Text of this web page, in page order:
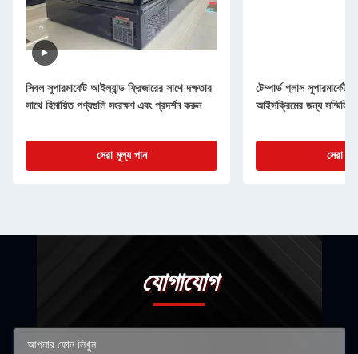
সিবল সুপারমার্কেট আইল্যান্ড ফ্রিজারের সাথে দক্ষতার
সাথে হিমায়িত পণ্যগুলি সংরক্ষণ এবং প্রদর্শন করুন
সেরা মূল্য পান
টেম্পার্ড গ্লাস সুপারমার্কেট
আইসক্রিমের জন্য
সেরা
যোগাযোগ